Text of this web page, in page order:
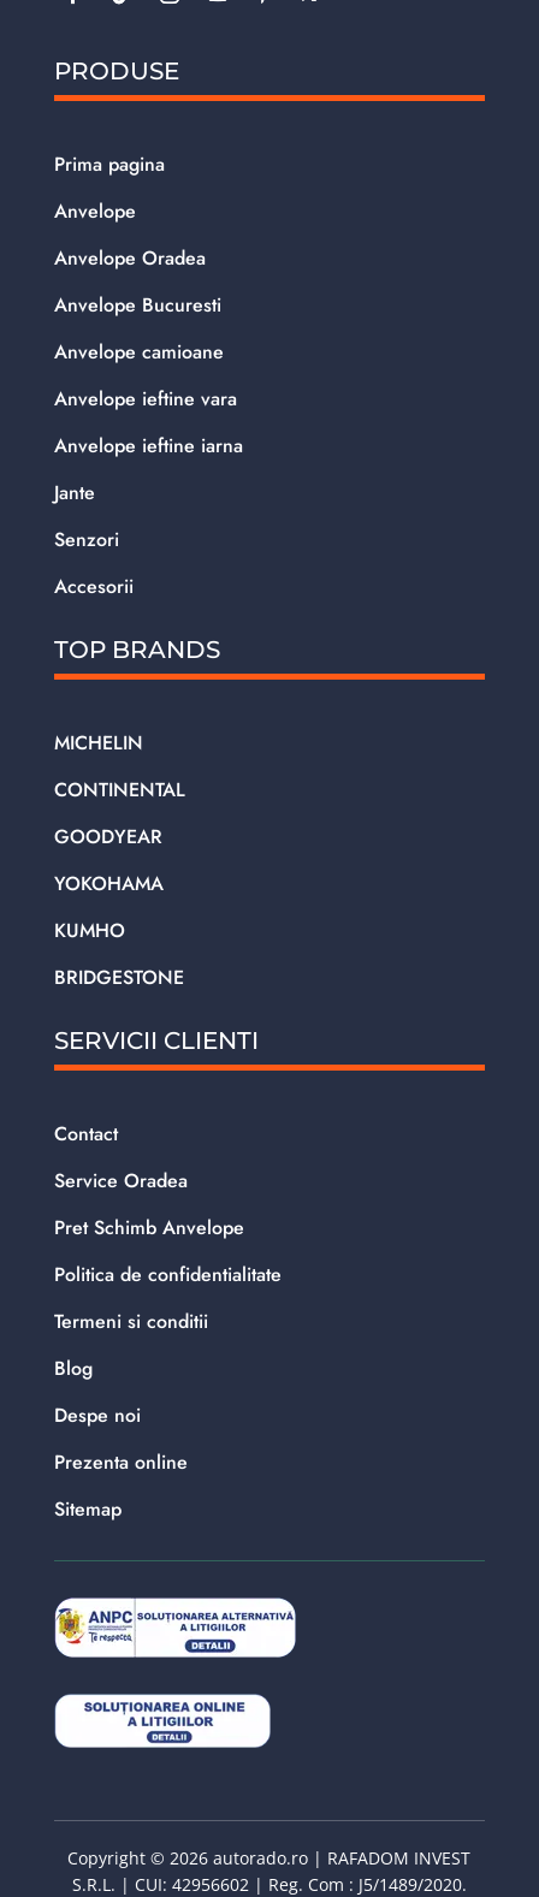
PRODUSE
Prima pagina
Anvelope
Anvelope Oradea
Anvelope Bucuresti
Anvelope camioane
Anvelope ieftine vara
Anvelope ieftine iarna
Jante
Senzori
Accesorii
TOP BRANDS
MICHELIN
CONTINENTAL
GOODYEAR
YOKOHAMA
KUMHO
BRIDGESTONE
SERVICII CLIENTI
Contact
Service Oradea
Pret Schimb Anvelope
Politica de confidentialitate
Termeni si conditii
Blog
Despe noi
Prezenta online
Sitemap
Copyright © 2026 autorado.ro | RAFADOM INVEST
S.R.L. | CUI: 42956602 | Reg. Com : J5/1489/2020.